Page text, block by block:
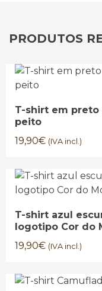
PRODUTOS
T-shirt em preto
peito
19,90€ (IVA incl.)
T-shirt azul
logotipo Cor do
19,90€ (IVA incl.)